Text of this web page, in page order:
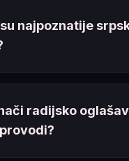
su najpoznatije
radijsko